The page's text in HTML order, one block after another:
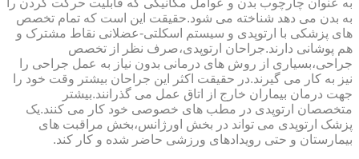
به بدن می دهد شناخته می شود.حقیقت این است که تمام تخصص
های پزشکی با ارتوپدی و سیستم اسکلتی-عضلانی نقاط مشترک و
هم پوشانی دارند.جراحان ارتوپدی،صرف نظر از تخصص
جراحی،بسیاری از روش های درمانی بدون نیاز به عمل جراحی را
نیز به کار می گیرند.در حقیقت اکثر این جراحان بیشتر وقت خود را
جهت درمان بیماران خارج از اتاق عمل می گذرانند.بیشتر
متخصصان ارتوپدی در مطب های خصوصی خود کار می کنند.یک
پزشک ارتوپدی می تواند در بخش اورژانس،بخش مراقبت های
بیمارستان و حتی رویدادهای ورزشی حاضر شده و کار کند.